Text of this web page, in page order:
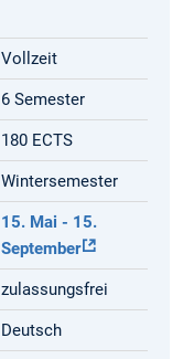
Vollzeit
6 Semester
180 ECTS
Wintersemester
15. Mai - 15.
September
zulassungsfrei
Deutsch